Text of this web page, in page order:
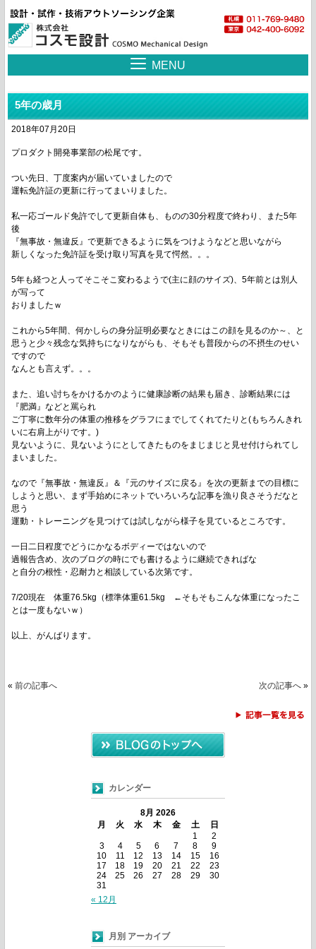
MENU
5年の歳月
2018年07月20日
プロダクト開発事業部の松尾です。
つい先日、丁度案内が届いていましたので
運転免許証の更新に行ってまいりました。
私一応ゴールド免許でして更新自体も、ものの30分程度で終わり、また5年
後
『無事故・無違反』で更新できるように気をつけようなどと思いながら
新しくなった免許証を受け取り写真を見て愕然。。。
5年も経つと人ってそこそこ変わるようで(主に顔のサイズ)、5年前とは別人
が写って
おりましたｗ
これから5年間、何かしらの身分証明必要なときにはこの顔を見るのか～、と
思うと少々残念な気持ちになりながらも、そもそも普段からの不摂生のせい
ですので
なんとも言えず。。。
また、追い討ちをかけるかのように健康診断の結果も届き、診断結果には
『肥満』などと罵られ
ご丁寧に数年分の体重の推移をグラフにまでしてくれてたりと(もちろんきれ
いに右肩上がりです。)
見ないように、見ないようにとしてきたものをまじまじと見せ付けられてし
まいました。
なので『無事故・無違反』＆『元のサイズに戻る』を次の更新までの目標に
しようと思い、まず手始めにネットでいろいろな記事を漁り良さそうだなと
思う
運動・トレーニングを見つけては試しながら様子を見ているところです。
一日二日程度でどうにかなるボディーではないので
過報告含め、次のブログの時にでも書けるように継続できればな
と自分の根性・忍耐力と相談している次第です。
7/20現在 体重76.5kg（標準体重61.5kg ←そもそもこんな体重になったこ
とは一度もないｗ）
以上、がんばります。
«前の記事へ 次の記事へ»
カレンダー
8月 2026
月
火 水 木 金 土
日
1
2
3
4 5 6 7 8
9
10
11 12 13 14 15
16
17
18 19 20 21 22
23
24
25 26 27 28 29
30
31
« 12月
月別 アーカイブ